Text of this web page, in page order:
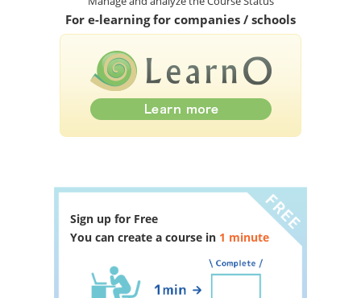
For e-learning for companies / schools
Sign up for Free
You can create a course in 1 minute